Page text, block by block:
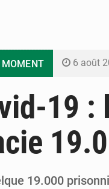
MOMENT 6 août
5 août
5 août
19 :
19.000